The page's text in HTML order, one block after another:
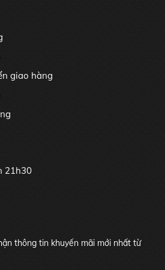
giao hàng
21h30
thông tin khuyến mãi mới nhất từ